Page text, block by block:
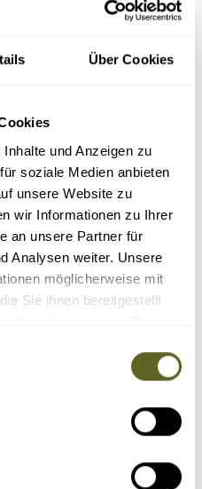
Über Cookies
und Anzeigen zu
soziale Medien anbieten
unsere Website zu
wir Informationen zu Ihrer
an unsere Partner für
Analysen weiter. Unsere
möglicherweise mit
Sie ihnen bereitgestellt